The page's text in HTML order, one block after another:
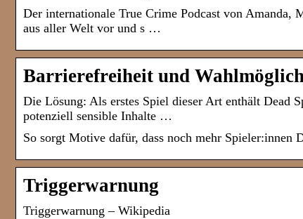
Der internationale True Crime Podcast von Amanda,
aus aller Welt vor und s …
Barrierefreiheit und
Die Lösung: Als erstes Spiel dieser Art enthält Dead
potenziell sensible Inhalte …
So sorgt Motive dafür, dass noch mehr Spieler:innen
Triggerwarnung
Triggerwarnung – Wikipedia